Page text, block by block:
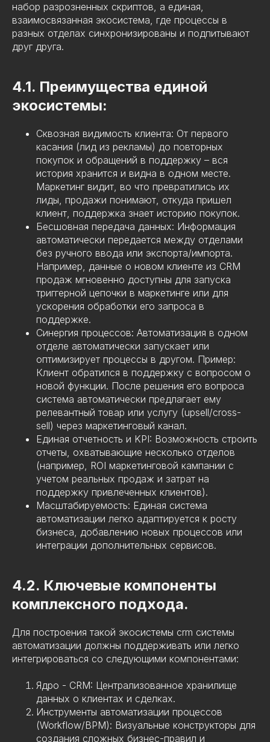
набор разрозненных скриптов, а единая,
взаимосвязанная экосистема, где процессы в
разных отделах синхронизированы и подпитывают
друг друга.
4.1. Преимущества единой
экосистемы:
Сквозная видимость клиента: От первого
касания (лид из рекламы) до повторных
покупок и обращений в поддержку – вся
история хранится и видна в одном месте.
Маркетинг видит, во что превратились их
лиды, продажи понимают, откуда пришел
клиент, поддержка знает историю покупок.
Бесшовная передача данных: Информация
автоматически передается между отделами
без ручного ввода или экспорта/импорта.
Например, данные о новом клиенте из CRM
продаж мгновенно доступны для запуска
триггерной цепочки в маркетинге или для
ускорения обработки его запроса в
поддержке.
Синергия процессов: Автоматизация в одном
отделе автоматически запускает или
оптимизирует процессы в другом. Пример:
Клиент обратился в поддержку с вопросом о
новой функции. После решения его вопроса
система автоматически предлагает ему
релевантный товар или услугу (upsell/cross-
sell) через маркетинговый канал.
Единая отчетность и KPI: Возможность строить
отчеты, охватывающие несколько отделов
(например, ROI маркетинговой кампании с
учетом реальных продаж и затрат на
поддержку привлеченных клиентов).
Масштабируемость: Единая система
автоматизации легко адаптируется к росту
бизнеса, добавлению новых процессов или
интеграции дополнительных сервисов.
4.2. Ключевые компоненты
комплексного подхода.
Для построения такой экосистемы crm системы
автоматизации должны поддерживать или легко
интегрироваться со следующими компонентами:
Ядро - CRM: Централизованное хранилище
данных о клиентах и сделках.
Инструменты автоматизации процессов
(Workflow/BPM): Визуальные конструкторы для
создания сложных бизнес-правил и
Остались вопросы?
Давайте свяжемся
Отправить
Design and development
made by the XYWH digital studio